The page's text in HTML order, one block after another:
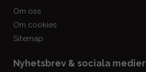
Om oss
Om cookies
Sitemap
Nyhetsbrev & sociala medier